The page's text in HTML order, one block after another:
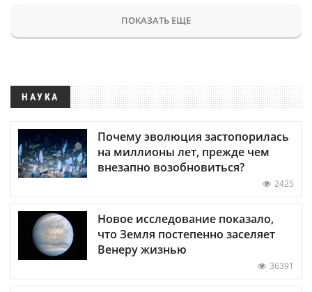
ПОКАЗАТЬ ЕЩЕ
НАУКА
Почему эволюция застопорилась
на миллионы лет, прежде чем
внезапно возобновиться?
2425
Новое исследование показало,
что Земля постепенно заселяет
Венеру жизнью
36391